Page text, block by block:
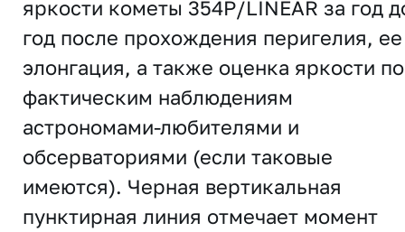
яркости кометы 354P/LINEAR за год
год после прохождения перигелия, ее
элонгация, а также оценка яркости по
фактическим наблюдениям
астрономами-любителями и
обсерваториями (если таковые
имеются). Черная вертикальная
пунктирная линия отмечает момент